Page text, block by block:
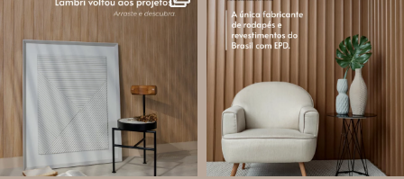
O lambri é um revestimento versátil
painéis decorativos e diversas
composições para valorizar o
Jul 27
87 8
Você sabe o que é EPD?
A Declaração Ambiental de Produto
(Environmental Product Declaration) é
um documento internacional que
Jul 21
35 1